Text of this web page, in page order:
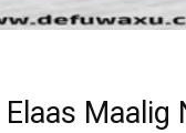
Elaas